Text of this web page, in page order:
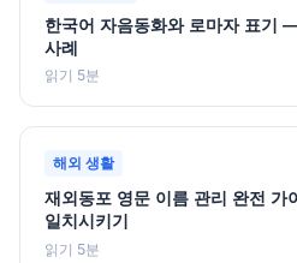
한국어 자음동화와 로마자 표기
사례
읽기 5분
해외 생활
재외동포 영문 이름 관리 완전
일치시키기
읽기 5분